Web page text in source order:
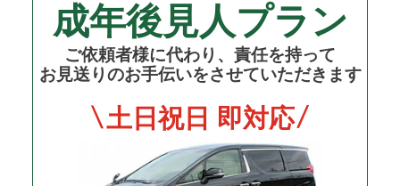
成年後見人プラン
ご依頼者様に代わり、責任を持って
お見送りのお手伝いをさせていただきます
土日祝日 即対応